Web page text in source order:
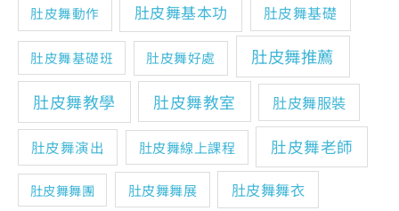
肚皮舞動作 肚皮舞基本功 肚皮舞基礎
肚皮舞基礎班 肚皮舞好處
肚皮舞推薦
肚皮舞教學
肚皮舞教室 肚皮舞服裝
肚皮舞演出 肚皮舞線上課程 肚皮舞老師
肚皮舞舞團 肚皮舞舞展 肚皮舞舞衣